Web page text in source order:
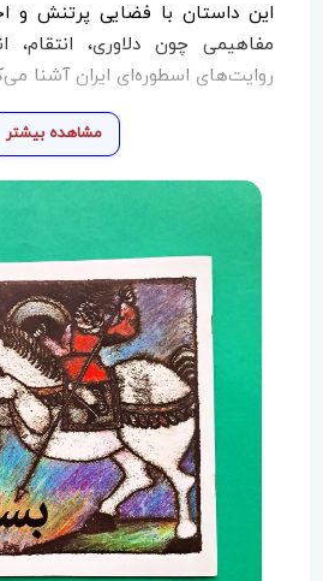
این داستان با فضایی پرتنش و
مفاهیمی چون دلاوری،
روایت‌های اسطوره‌ای ایران آشنا
مشاهده بیشتر